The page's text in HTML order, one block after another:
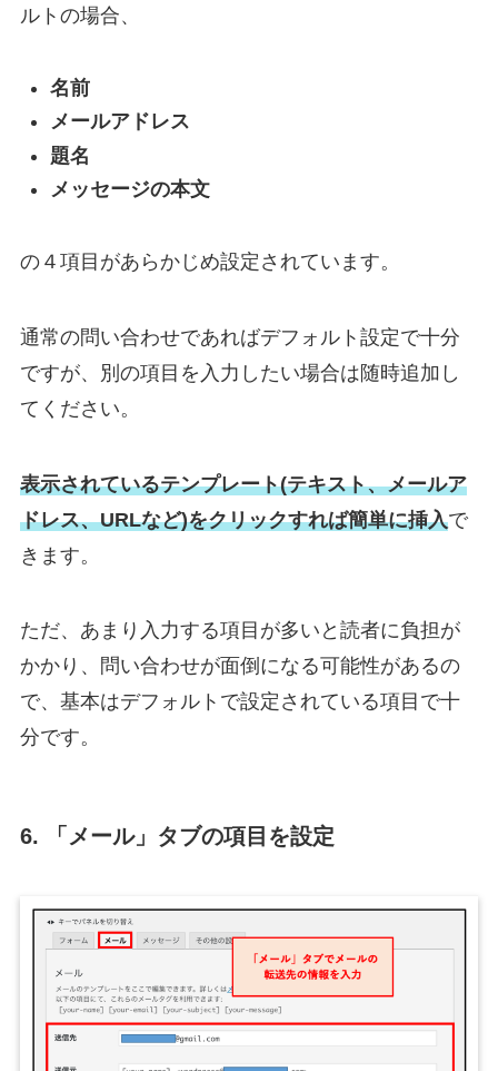
ルトの場合、
名前
メールアドレス
題名
メッセージの本文
の４項目があらかじめ設定されています。
通常の問い合わせであればデフォルト設定で十分
ですが、別の項目を入力したい場合は随時追加し
てください。
表示されているテンプレート(テキスト、メールア
ドレス、URLなど)をクリックすれば簡単に挿入で
きます。
ただ、あまり入力する項目が多いと読者に負担が
かかり、問い合わせが面倒になる可能性があるの
で、基本はデフォルトで設定されている項目で十
分です。
6. 「メール」タブの項目を設定